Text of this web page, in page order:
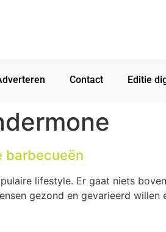
Contact Editie
barbecueën
lifestyle. Er gaat niets
gezond en gevarieerd